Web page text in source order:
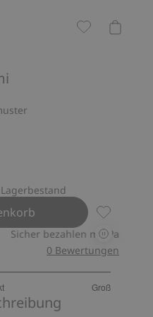
bezahlen mit PayPal & Apple
Groß
0 Bewertungen